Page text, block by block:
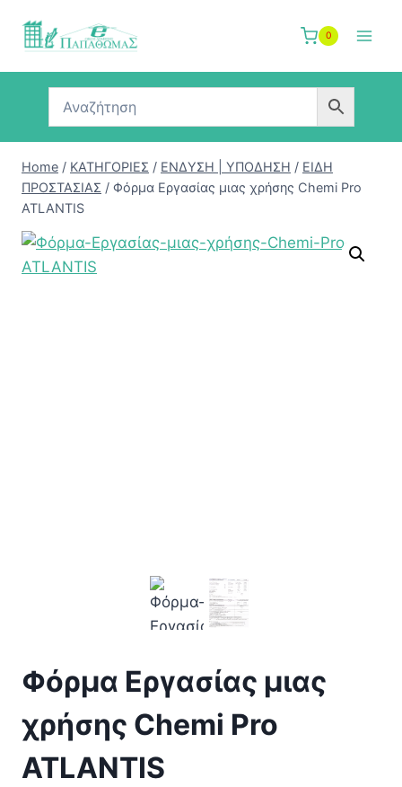
0
Home / ΚΑΤΗΓΟΡΙΕΣ / ΕΝΔΥΣΗ | ΥΠΟΔΗΣΗ / ΕΙΔΗ
ΠΡΟΣΤΑΣΙΑΣ / Φόρμα Εργασίας μιας χρήσης Chemi Pro
ATLANTIS
Φόρμα Εργασίας μιας
χρήσης Chemi Pro
ATLANTIS